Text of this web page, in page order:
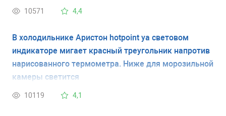
10571 4,4
В холодильнике Аристон hotpoint yа световом
индикаторе мигает красный треугольник напротив
нарисованного термометра. Ниже для морозильной
камеры светится
А1Подробнее: https://rembitteh.ru/ask-answer/55961/
10119 4,1